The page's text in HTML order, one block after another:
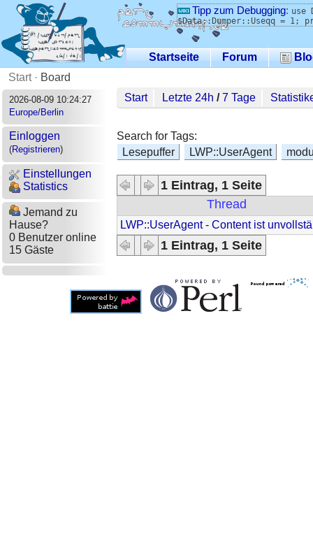
Tipp zum Debugging: use
$Data::Dumper::Useqq = 1;
Startseite Forum
Start· Board
2026-08-09 10:24:27
Europe/Berlin
Einloggen
(Registrieren)
Einstellungen
Statistics
Jemand zu
Hause?
0 Benutzer online
15 Gäste
Start Letzte 24h /7 Tage
Search for Tags:
Lesepuffer
LWP::UserAgent
1 Eintrag, 1 Seite
Thread
LWP::UserAgent - Content ist
1 Eintrag, 1 Seite